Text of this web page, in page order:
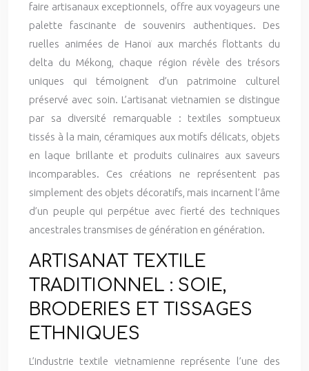
faire artisanaux exceptionnels, offre aux voyageurs une
palette fascinante de souvenirs authentiques. Des
ruelles animées de Hanoï aux marchés flottants du
delta du Mékong, chaque région révèle des trésors
uniques qui témoignent d’un patrimoine culturel
préservé avec soin. L’artisanat vietnamien se distingue
par sa diversité remarquable : textiles somptueux
tissés à la main, céramiques aux motifs délicats, objets
en laque brillante et produits culinaires aux saveurs
incomparables. Ces créations ne représentent pas
simplement des objets décoratifs, mais incarnent l’âme
d’un peuple qui perpétue avec fierté des techniques
ancestrales transmises de génération en génération.
ARTISANAT TEXTILE
TRADITIONNEL : SOIE,
BRODERIES ET TISSAGES
ETHNIQUES
L’industrie textile vietnamienne représente l’une des